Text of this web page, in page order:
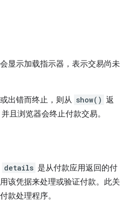
显示加载指示器，表示交易尚未
出错而终止，则从 show() 返
且浏览器会终止付款交易。
details 是从付款应用返回的付
该凭据来处理或验证付款。此关
款处理程序。